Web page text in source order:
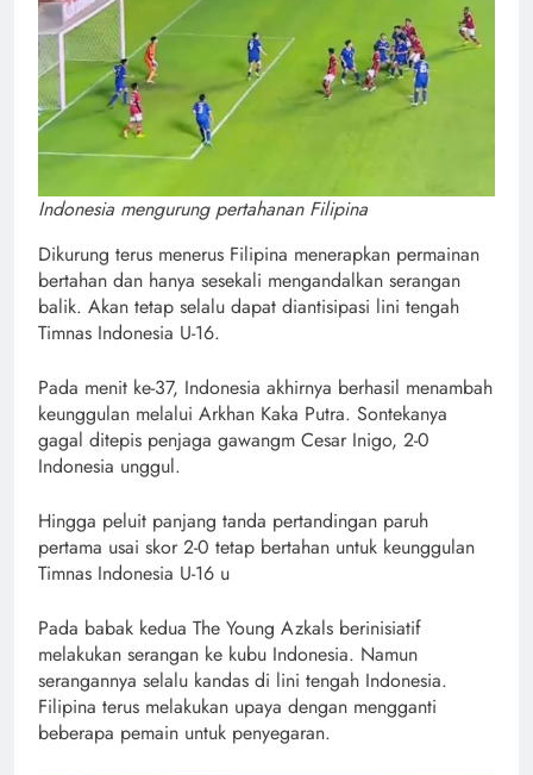
Indonesia mengurung pertahanan Filipina
Dikurung terus menerus Filipina menerapkan permainan
bertahan dan hanya sesekali mengandalkan serangan
balik. Akan tetap selalu dapat diantisipasi lini tengah
Timnas Indonesia U-16.
Pada menit ke-37, Indonesia akhirnya berhasil menambah
keunggulan melalui Arkhan Kaka Putra. Sontekanya
gagal ditepis penjaga gawangm Cesar Inigo, 2-0
Indonesia unggul.
Hingga peluit panjang tanda pertandingan paruh
pertama usai skor 2-0 tetap bertahan untuk keunggulan
Timnas Indonesia U-16 u
Pada babak kedua The Young Azkals berinisiatif
melakukan serangan ke kubu Indonesia. Namun
serangannya selalu kandas di lini tengah Indonesia.
Filipina terus melakukan upaya dengan mengganti
beberapa pemain untuk penyegaran.